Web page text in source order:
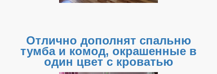
Отлично дополнят спальню
тумба и комод, окрашенные в
один цвет с кроватью